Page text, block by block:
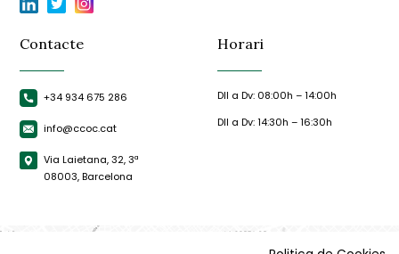
Contacte
+34 934 675 286
info@ccoc.cat
Via Laietana, 32, 3ª
08003, Barcelona
Horari
Dll a Dv: 08:00h – 14:00h
Dll a Dv: 14:30h – 16:30h